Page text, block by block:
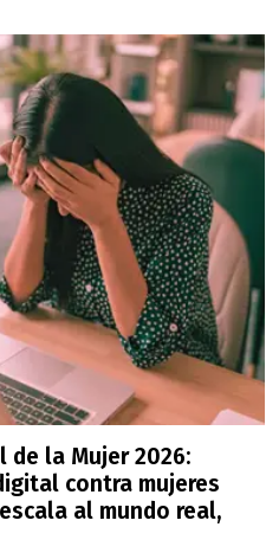
de la Mujer 2026:
contra mujeres
al mundo real,